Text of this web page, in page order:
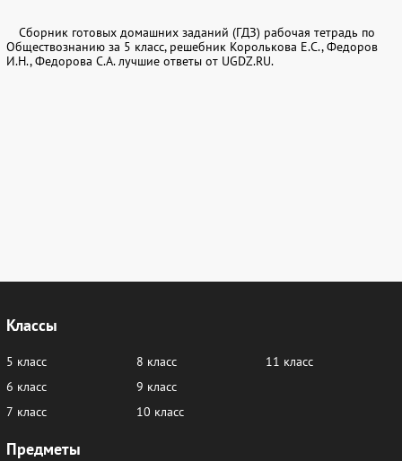
Сборник готовых домашних заданий (ГДЗ) рабочая тетрадь по
Обществознанию за 5 класс, решебник Королькова Е.С., Федоров
И.Н., Федорова С.А. лучшие ответы от UGDZ.RU.
Классы
5 класс
6 класс
7 класс
8 класс
9 класс
10 класс
11 класс
Предметы